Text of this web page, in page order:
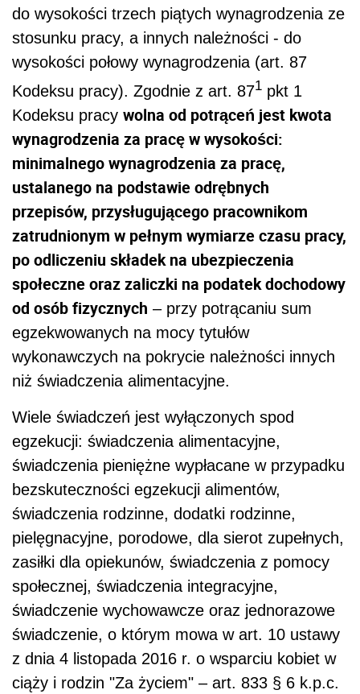
do wysokości trzech piątych wynagrodzenia ze
stosunku pracy, a innych należności - do
wysokości połowy wynagrodzenia (art. 87
Kodeksu pracy). Zgodnie z art. 871 pkt 1
Kodeksu pracy wolna od potrąceń jest kwota
wynagrodzenia za pracę w wysokości:
minimalnego wynagrodzenia za pracę,
ustalanego na podstawie odrębnych
przepisów, przysługującego pracownikom
zatrudnionym w pełnym wymiarze czasu pracy,
po odliczeniu składek na ubezpieczenia
społeczne oraz zaliczki na podatek dochodowy
od osób fizycznych – przy potrącaniu sum
egzekwowanych na mocy tytułów
wykonawczych na pokrycie należności innych
niż świadczenia alimentacyjne.
Wiele świadczeń jest wyłączonych spod
egzekucji: świadczenia alimentacyjne,
świadczenia pieniężne wypłacane w przypadku
bezskuteczności egzekucji alimentów,
świadczenia rodzinne, dodatki rodzinne,
pielęgnacyjne, porodowe, dla sierot zupełnych,
zasiłki dla opiekunów, świadczenia z pomocy
społecznej, świadczenia integracyjne,
świadczenie wychowawcze oraz jednorazowe
świadczenie, o którym mowa w art. 10 ustawy
z dnia 4 listopada 2016 r. o wsparciu kobiet w
ciąży i rodzin "Za życiem" – art. 833 § 6 k.p.c.